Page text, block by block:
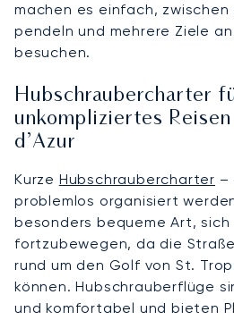
machen es einfach,
pendeln und mehrere Ziele
besuchen.
Hubschraubercharter
unkompliziertes
d’Azur
Kurze Hubschraubercharter –
problemlos organisiert
besonders bequeme Art, sich
fortzubewegen, da die
rund um den Golf von St.
können. Hubschrauberflüge
und komfortabel und bieten